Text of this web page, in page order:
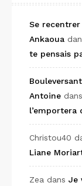
Se
Ankaoua
te pensais
Antoine dans
l’emportera
Christou40
Liane
Zea dans Je